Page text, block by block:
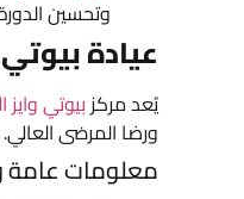
وتحسين
عيادة
يُعد مركزبيوتي
ورضا المرضى العالي.
معلومات